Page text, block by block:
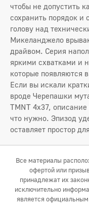
чтобы не допустить
сохранить порядок и
голову над
Микеланджело
драйвом. Серия
яркими схватками и
которые появляются
Если вы искали
вроде Черепашки
TMNT 4x37,
что нужно. Эпизод
оставляет простор
Все материалы
офертой или
принадлежат их
исключительно
является